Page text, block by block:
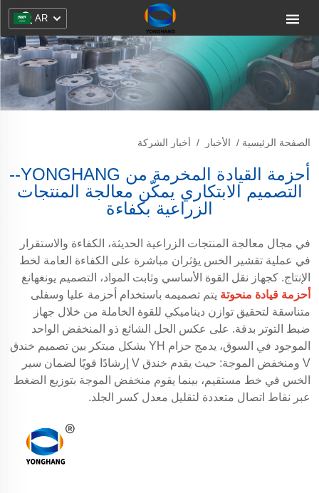
AR
الصفحة الرئيسية / الأخبار / أخبار الشركة
أحزمة القيادة المخرمة من YONGHANG--
التصميم الابتكاري يمكّن معالجة المنتجات
الزراعية بكفاءة
في مجال معالجة المنتجات الزراعية الحديثة، الكفاءة والاستقرار
في عملية تقشير الخس يؤثران مباشرة على الكفاءة العامة لخط
الإنتاج. كجهاز نقل القوة الأساسي وثابت المواد، التصميم يونغهانغ
أحزمة قيادة منحوتة يتم تصميمه باستخدام أحزمة عليا وسفلى
متناسقة لتحقيق توازن ديناميكي للقوة الخاملة من خلال جهاز
ضبط التوتر بدقة. على عكس الحل الشائع ذو المنخفض الواحد
الموجود في السوق، يدمج حزام YH بشكل مبتكر بين تصميم خندق
V ومنخفض الموجة: حيث يقدم خندق V إرشادًا قويًا لضمان سير
الخس في خط مستقيم، بينما يقوم منخفض الموجة بتوزيع الضغط
عبر نقاط اتصال متعددة لتقليل معدل كسر الجلد.